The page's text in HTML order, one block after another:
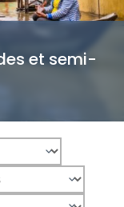
et semi-